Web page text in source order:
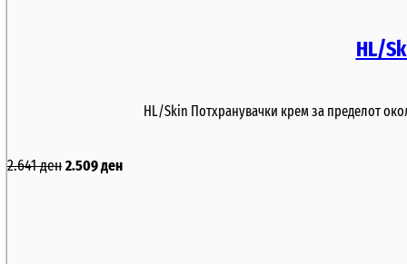
HL/
HL/Skin Потхранувачки крем за пределот
2.641ден2.509ден